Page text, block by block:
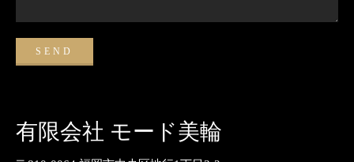
有限会社 モード美輪